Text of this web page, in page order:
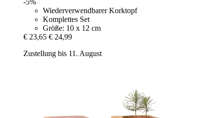
-5%
Wiederverwendbarer Korktopf
Komplettes Set
Größe: 10 x 12 cm
€ 23,65 € 24,99
Zustellung bis 11. August